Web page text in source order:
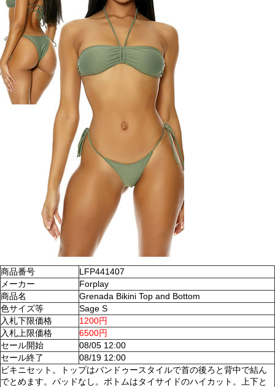
商品番号
LFP441407
メーカー
Forplay
商品名
Grenada Bikini Top and Bottom
色サイズ等
Sage S
入札下限価格
1200円
入札上限価格
6500円
セール開始
08/05 12:00
セール終了
08/19 12:00
ビキニセット。トップはバンドゥースタイルで首の後ろと背中で結ん
でとめます。パッドなし。ボトムはタイサイドのハイカット。上下と